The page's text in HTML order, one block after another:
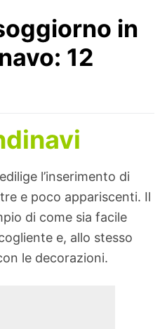
in
12
l’inserimento di
e poco appariscenti. Il
di come sia facile
e, allo stesso
le decorazioni.